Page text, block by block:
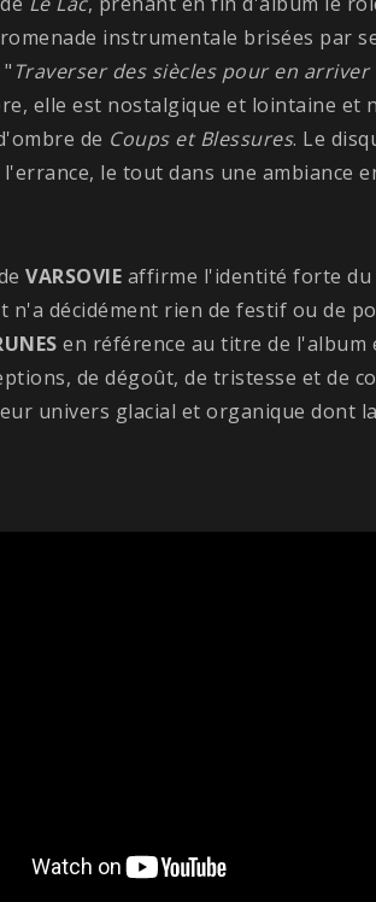
instrumentale brisées par
Traverser des siècles pour en arriver
elle est nostalgique et lointaine et
de Coups et Blessures. Le
le tout dans une ambiance
VARSOVIE affirme l'identité forte du
n'a décidément rien de festif ou de
en référence au titre de l'album
de dégoût, de tristesse et de
univers glacial et organique dont